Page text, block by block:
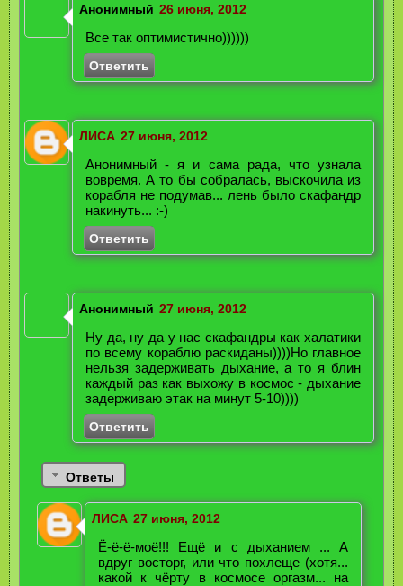
Анонимный 26 июня, 2012
Все так оптимистично))))))
Ответить
ЛИСА 27 июня, 2012
Анонимный - я и сама рада, что узнала
вовремя. А то бы собралась, выскочила из
корабля не подумав... лень было скафандр
накинуть... :-)
Ответить
Анонимный 27 июня, 2012
Ну да, ну да у нас скафандры как халатики
по всему кораблю раскиданы))))Но главное
нельзя задерживать дыхание, а то я блин
каждый раз как выхожу в космос - дыхание
задерживаю этак на минут 5-10))))
Ответить
Ответы
ЛИСА 27 июня, 2012
Ё-ё-ё-моё!!! Ещё и с дыханием ... А
вдруг восторг, или что похлеще (хотя...
какой к чёрту в космосе оргазм... на